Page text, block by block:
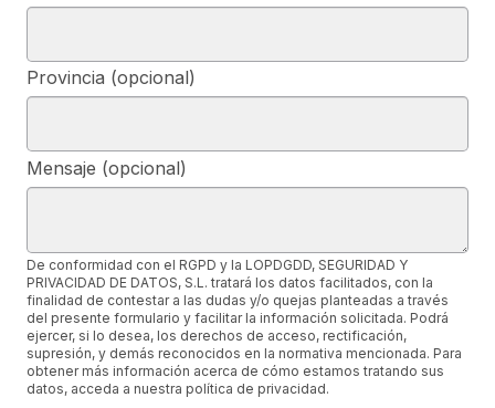
Provincia (opcional)
Mensaje (opcional)
De conformidad con el RGPD y la LOPDGDD, SEGURIDAD Y
PRIVACIDAD DE DATOS, S.L. tratará los datos facilitados, con la
finalidad de contestar a las dudas y/o quejas planteadas a través
del presente formulario y facilitar la información solicitada. Podrá
ejercer, si lo desea, los derechos de acceso, rectificación,
supresión, y demás reconocidos en la normativa mencionada. Para
obtener más información acerca de cómo estamos tratando sus
datos, acceda a nuestra política de privacidad.